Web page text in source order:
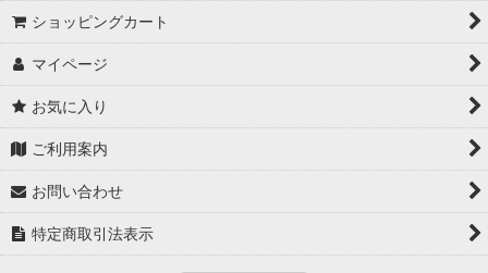
ショッピングカート
マイページ
お気に入り
ご利用案内
お問い合わせ
特定商取引法表示